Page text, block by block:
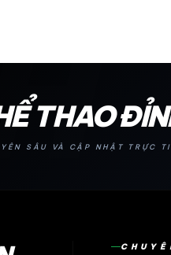
THAO
SÂU VÀ CẬP NHẬT TRỰC